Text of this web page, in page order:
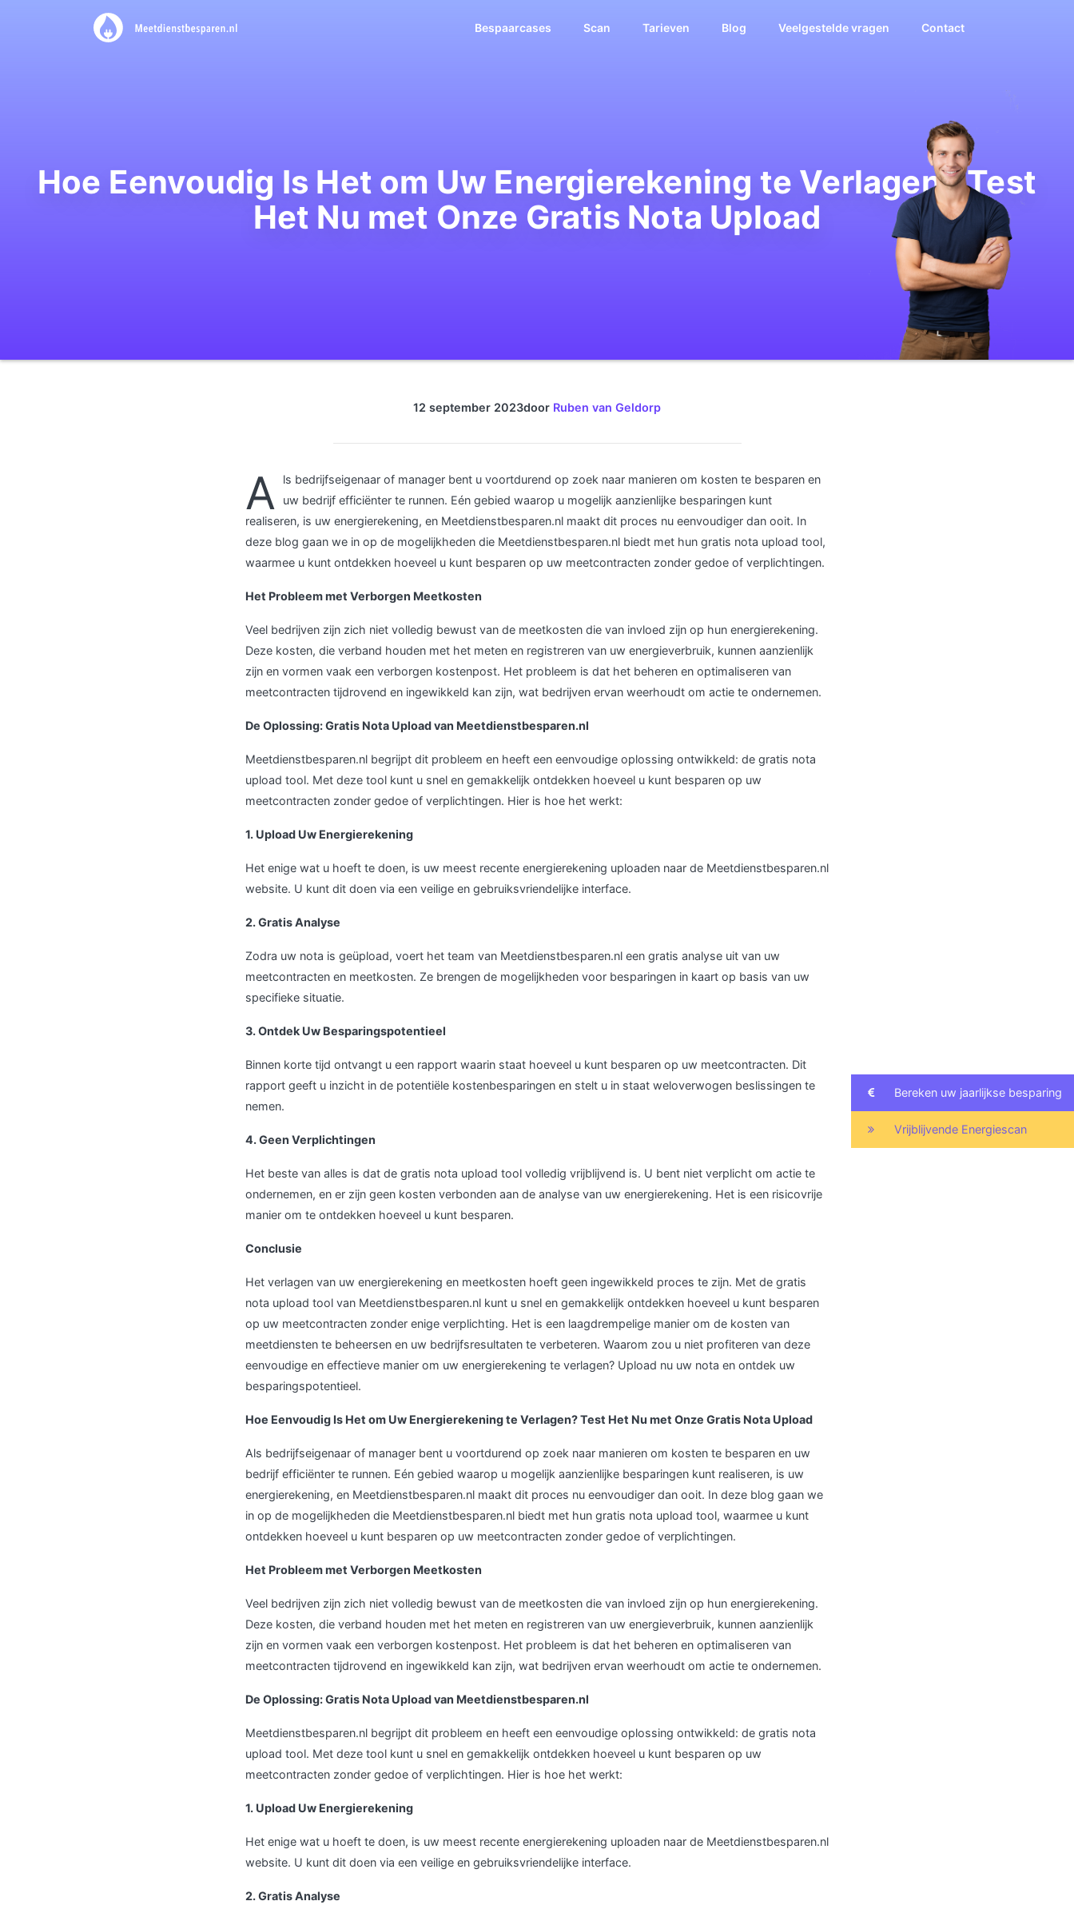
Bespaarcases Scan Tarieven Blog Veelgestelde vragen Contact
Hoe Eenvoudig Is Het om Uw Energierekening te Verlagen? Test
Het Nu met Onze Gratis Nota Upload
12 september 2023door Ruben van Geldorp
A
ls bedrijfseigenaar of manager bent u voortdurend op zoek naar manieren om kosten te besparen en
uw bedrijf efficiënter te runnen. Eén gebied waarop u mogelijk aanzienlijke besparingen kunt
realiseren, is uw energierekening, en Meetdienstbesparen.nl maakt dit proces nu eenvoudiger dan ooit. In
deze blog gaan we in op de mogelijkheden die Meetdienstbesparen.nl biedt met hun gratis nota upload tool,
waarmee u kunt ontdekken hoeveel u kunt besparen op uw meetcontracten zonder gedoe of verplichtingen.
Het Probleem met Verborgen Meetkosten
Veel bedrijven zijn zich niet volledig bewust van de meetkosten die van invloed zijn op hun energierekening.
Deze kosten, die verband houden met het meten en registreren van uw energieverbruik, kunnen aanzienlijk
zijn en vormen vaak een verborgen kostenpost. Het probleem is dat het beheren en optimaliseren van
meetcontracten tijdrovend en ingewikkeld kan zijn, wat bedrijven ervan weerhoudt om actie te ondernemen.
De Oplossing: Gratis Nota Upload van Meetdienstbesparen.nl
Meetdienstbesparen.nl begrijpt dit probleem en heeft een eenvoudige oplossing ontwikkeld: de gratis nota
upload tool. Met deze tool kunt u snel en gemakkelijk ontdekken hoeveel u kunt besparen op uw
meetcontracten zonder gedoe of verplichtingen. Hier is hoe het werkt:
1. Upload Uw Energierekening
Het enige wat u hoeft te doen, is uw meest recente energierekening uploaden naar de Meetdienstbesparen.nl
website. U kunt dit doen via een veilige en gebruiksvriendelijke interface.
2. Gratis Analyse
Zodra uw nota is geüpload, voert het team van Meetdienstbesparen.nl een gratis analyse uit van uw
meetcontracten en meetkosten. Ze brengen de mogelijkheden voor besparingen in kaart op basis van uw
specifieke situatie.
3. Ontdek Uw Besparingspotentieel
Binnen korte tijd ontvangt u een rapport waarin staat hoeveel u kunt besparen op uw meetcontracten. Dit
rapport geeft u inzicht in de potentiële kostenbesparingen en stelt u in staat weloverwogen beslissingen te
nemen.
4. Geen Verplichtingen
Het beste van alles is dat de gratis nota upload tool volledig vrijblijvend is. U bent niet verplicht om actie te
ondernemen, en er zijn geen kosten verbonden aan de analyse van uw energierekening. Het is een risicovrije
manier om te ontdekken hoeveel u kunt besparen.
Conclusie
Het verlagen van uw energierekening en meetkosten hoeft geen ingewikkeld proces te zijn. Met de gratis
nota upload tool van Meetdienstbesparen.nl kunt u snel en gemakkelijk ontdekken hoeveel u kunt besparen
op uw meetcontracten zonder enige verplichting. Het is een laagdrempelige manier om de kosten van
meetdiensten te beheersen en uw bedrijfsresultaten te verbeteren. Waarom zou u niet profiteren van deze
eenvoudige en effectieve manier om uw energierekening te verlagen? Upload nu uw nota en ontdek uw
besparingspotentieel.
Hoe Eenvoudig Is Het om Uw Energierekening te Verlagen? Test Het Nu met Onze Gratis Nota Upload
Als bedrijfseigenaar of manager bent u voortdurend op zoek naar manieren om kosten te besparen en uw
bedrijf efficiënter te runnen. Eén gebied waarop u mogelijk aanzienlijke besparingen kunt realiseren, is uw
energierekening, en Meetdienstbesparen.nl maakt dit proces nu eenvoudiger dan ooit. In deze blog gaan we
in op de mogelijkheden die Meetdienstbesparen.nl biedt met hun gratis nota upload tool, waarmee u kunt
ontdekken hoeveel u kunt besparen op uw meetcontracten zonder gedoe of verplichtingen.
Het Probleem met Verborgen Meetkosten
Veel bedrijven zijn zich niet volledig bewust van de meetkosten die van invloed zijn op hun energierekening.
Deze kosten, die verband houden met het meten en registreren van uw energieverbruik, kunnen aanzienlijk
zijn en vormen vaak een verborgen kostenpost. Het probleem is dat het beheren en optimaliseren van
meetcontracten tijdrovend en ingewikkeld kan zijn, wat bedrijven ervan weerhoudt om actie te ondernemen.
De Oplossing: Gratis Nota Upload van Meetdienstbesparen.nl
Meetdienstbesparen.nl begrijpt dit probleem en heeft een eenvoudige oplossing ontwikkeld: de gratis nota
upload tool. Met deze tool kunt u snel en gemakkelijk ontdekken hoeveel u kunt besparen op uw
meetcontracten zonder gedoe of verplichtingen. Hier is hoe het werkt:
1. Upload Uw Energierekening
Het enige wat u hoeft te doen, is uw meest recente energierekening uploaden naar de Meetdienstbesparen.nl
website. U kunt dit doen via een veilige en gebruiksvriendelijke interface.
2. Gratis Analyse
Bereken uw jaarlijkse besparing
Vrijblijvende Energiescan